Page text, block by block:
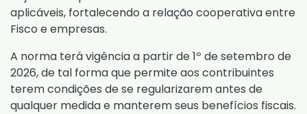
aplicáveis, fortalecendo a relação cooperativa entre
Fisco e empresas.
A norma terá vigência a partir de 1º de setembro de
2026, de tal forma que permite aos contribuintes
terem condições de se regularizarem antes de
qualquer medida e manterem seus benefícios fiscais.